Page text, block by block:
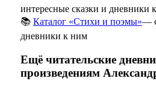
интересные сказки и дневники
📚 Каталог «Стихи и поэмы»—
дневники к ним
Ещё читательские
произведениям